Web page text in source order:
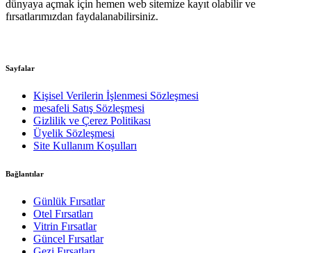
dünyaya açmak için hemen web sitemize kayıt olabilir ve
fırsatlarımızdan faydalanabilirsiniz.
Sayfalar
Kişisel Verilerin İşlenmesi Sözleşmesi
mesafeli Satış Sözleşmesi
Gizlilik ve Çerez Politikası
Üyelik Sözleşmesi
Site Kullanım Koşulları
Bağlantılar
Günlük Fırsatlar
Otel Fırsatları
Vitrin Fırsatlar
Güncel Fırsatlar